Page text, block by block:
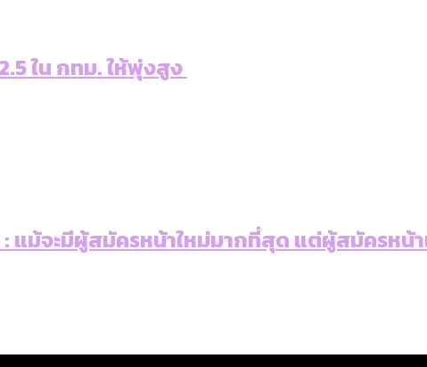
ใน กทม. ให้พุ่งสูง
: แม้จะมีผู้สมัครหน้าใหม่มากที่สุด แต่ผู้สมัครห